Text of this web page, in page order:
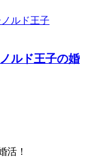
ルド王子の婚
活！